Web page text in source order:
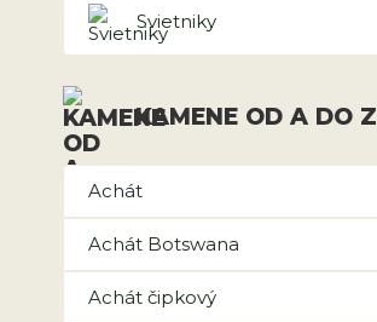
Svietniky
KAMENE OD A DO Z
Achát
Achát Botswana
Achát čipkový